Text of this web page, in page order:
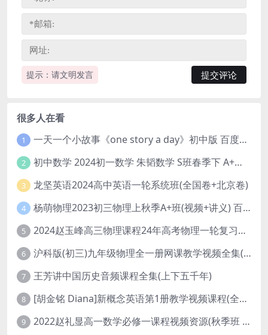
提示：请文明发言
很多人在看
1 一天一个小故事《one story a day》初中版 百度网盘分享下载
2 初中数学 2024初一数学 朱韬数学 S班春季下 A+班春季下 百度云网盘
3 龙坚英语2024高中英语一轮系统班(全国卷+北京卷)
4 杨萌物理2023初三物理上秋季A+班(视频+讲义) 百度网盘分享
5 2024赵玉峰高三物理课程24年高考物理一轮复习网课教程
6 沪科版(初三)九年级物理全一册网课教学视频全集(录播版 杜春雨 66讲)
7 王芳讲中国历史音频课程全集(上下五千年)
8 [胡金铭 Diana]新概念英语第1册教学视频课程(全集 百度网盘下载)
9 2022赵礼显高一数学必修一课程视频资源(秋季班 含讲义)百度网盘云